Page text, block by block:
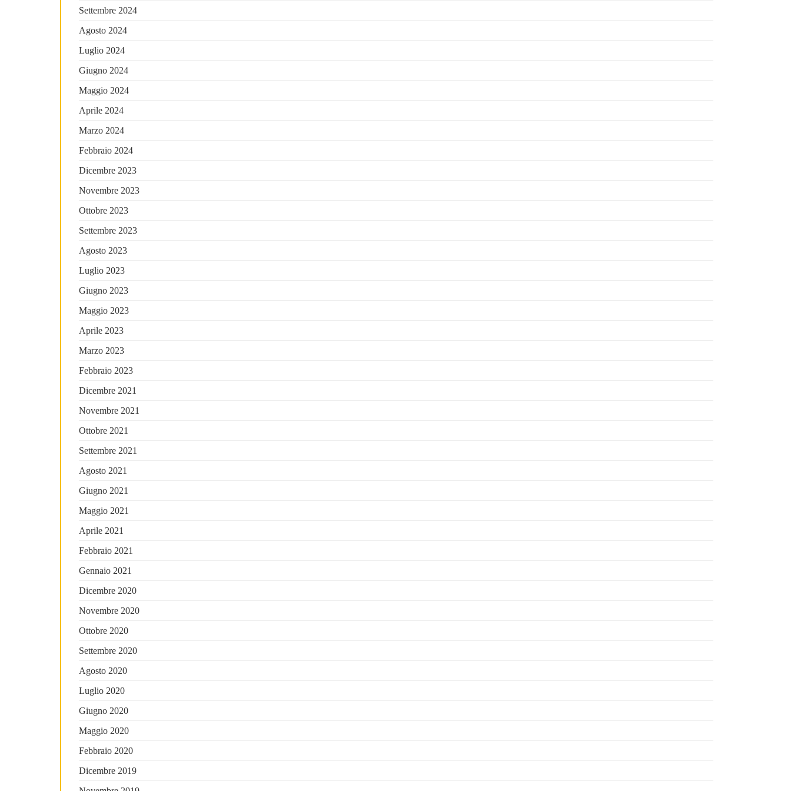
Settembre 2024
Agosto 2024
Luglio 2024
Giugno 2024
Maggio 2024
Aprile 2024
Marzo 2024
Febbraio 2024
Dicembre 2023
Novembre 2023
Ottobre 2023
Settembre 2023
Agosto 2023
Luglio 2023
Giugno 2023
Maggio 2023
Aprile 2023
Marzo 2023
Febbraio 2023
Dicembre 2021
Novembre 2021
Ottobre 2021
Settembre 2021
Agosto 2021
Giugno 2021
Maggio 2021
Aprile 2021
Febbraio 2021
Gennaio 2021
Dicembre 2020
Novembre 2020
Ottobre 2020
Settembre 2020
Agosto 2020
Luglio 2020
Giugno 2020
Maggio 2020
Febbraio 2020
Dicembre 2019